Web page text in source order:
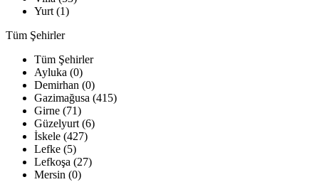
Yurt (1)
Tüm Şehirler
Tüm Şehirler
Ayluka (0)
Demirhan (0)
Gazimağusa (415)
Girne (71)
Güzelyurt (6)
İskele (427)
Lefke (5)
Lefkoşa (27)
Mersin (0)